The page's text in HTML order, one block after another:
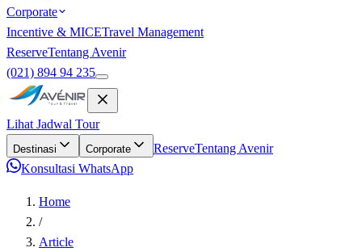
Corporate
Incentive & MICETravel Management
ReserveTentang Avenir
(021) 894 94 235
Lihat Jadwal Tour
Destinasi Corporate ReserveTentang Avenir
Konsultasi WhatsApp
Home
/
Article